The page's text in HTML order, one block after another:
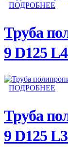
ПОДРОБНЕЕ
Труба
9 D125
ПОДРОБНЕЕ
Труба
9 D125